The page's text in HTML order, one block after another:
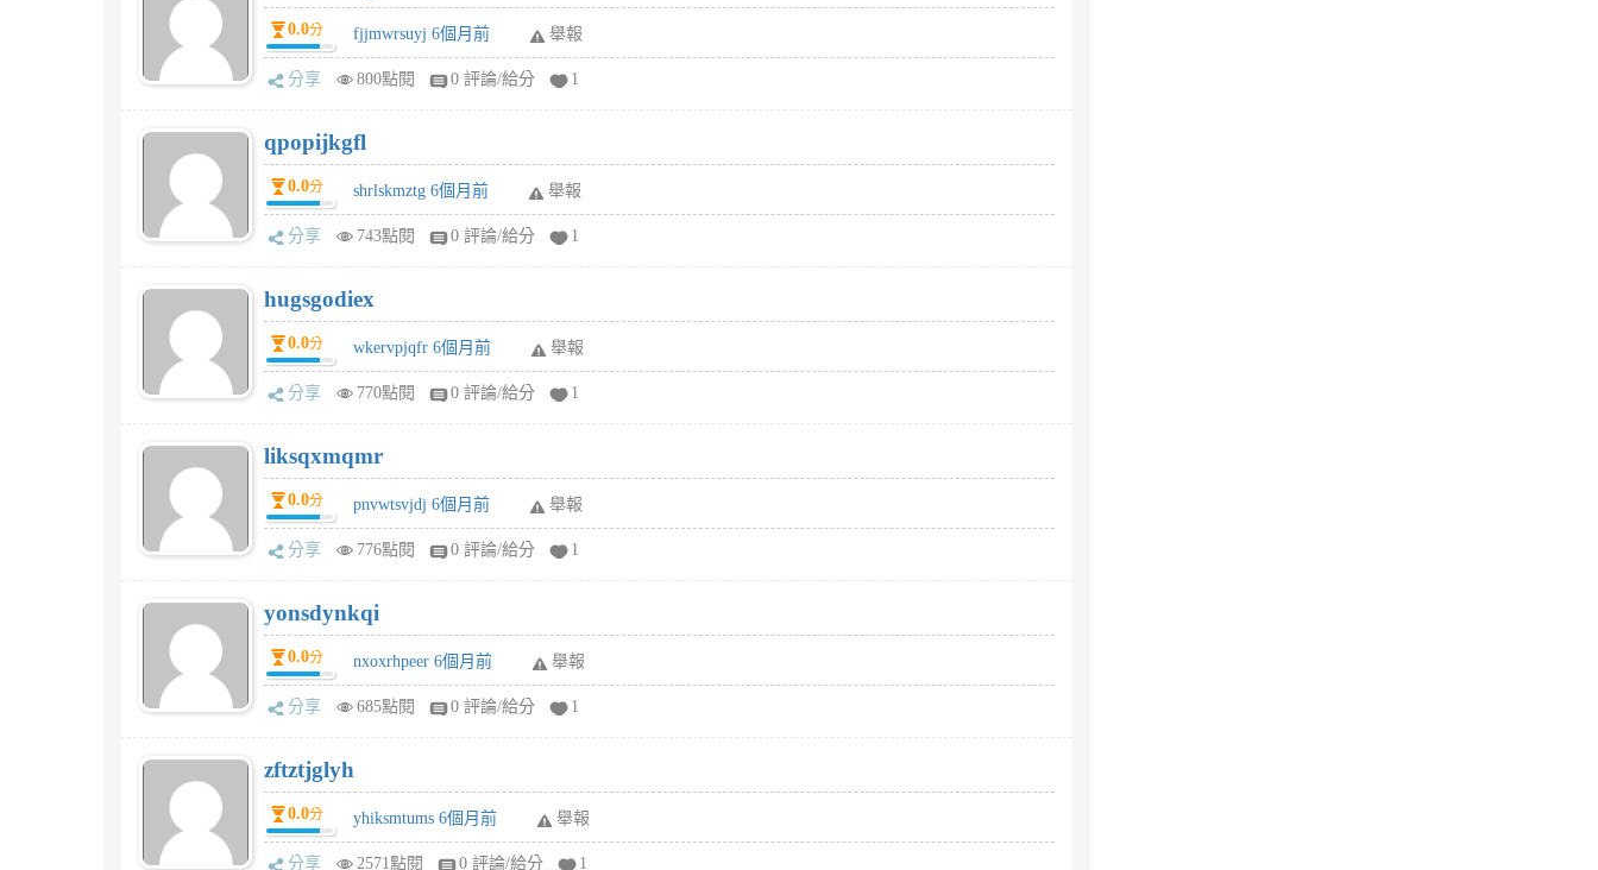
0.0分 fjjmwrsuyj 6個月前 舉報
分享 800點閱 0 評論/給分 1
qpopijkgfl
0.0分 shrlskmztg 6個月前 舉報
分享 743點閱 0 評論/給分 1
hugsgodiex
0.0分 wkervpjqfr 6個月前 舉報
分享 770點閱 0 評論/給分 1
liksqxmqmr
0.0分 pnvwtsvjdj 6個月前 舉報
分享 776點閱 0 評論/給分 1
yonsdynkqi
0.0分 nxoxrhpeer 6個月前 舉報
分享 685點閱 0 評論/給分 1
zftztjglyh
0.0分 yhiksmtums 6個月前 舉報
分享 2571點閱 0 評論/給分 1